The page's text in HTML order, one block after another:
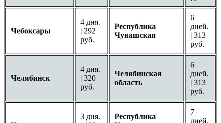
Чебоксары
4 дня.
| 292
руб.
Республика
Чувашская
6
дней.
| 313
руб.
Челябинск
4 дня.
| 320
руб.
Челябинская
область
6
дней.
| 313
руб.
3 дня.
Республика
7
дней.